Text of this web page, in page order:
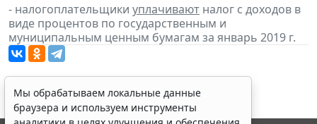
- налогоплательщики уплачивают налог с доходов в
виде процентов по государственным и
муниципальным ценным бумагам за январь 2019 г.
Мы обрабатываем локальные данные
браузера и используем инструменты